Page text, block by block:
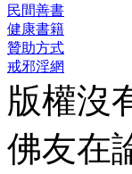
民間善書
健康書籍
贊助方式
戒邪淫網
版權沒
佛友在